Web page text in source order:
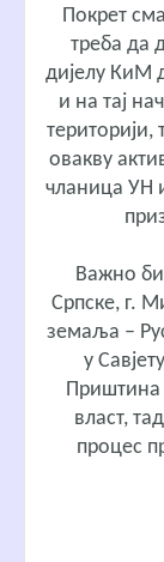
Покрет
треба да
дијелу КиМ
и на тај
територији,
овакву
чланица УН
Важно би
Српске, г.
земаља –
у
Приштина
власт,
процес